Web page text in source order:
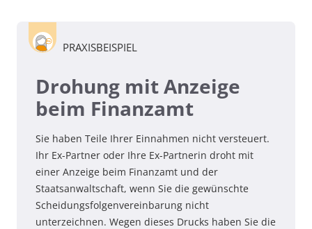
PRAXISBEISPIEL
Drohung mit Anzeige
beim Finanzamt
Sie haben Teile Ihrer Einnahmen nicht versteuert.
Ihr Ex-Partner oder Ihre Ex-Partnerin droht mit
einer Anzeige beim Finanzamt und der
Staatsanwaltschaft, wenn Sie die gewünschte
Scheidungsfolgenvereinbarung nicht
unterzeichnen. Wegen dieses Drucks haben Sie die